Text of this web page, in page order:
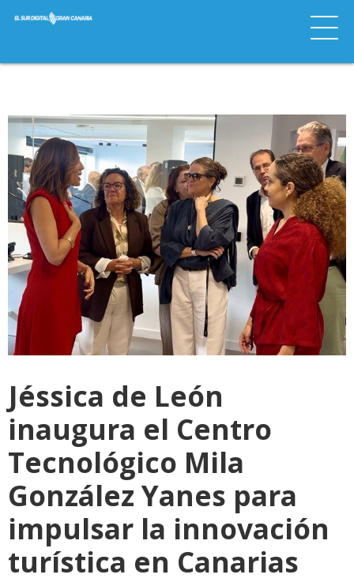
Jéssica de León
inaugura el Centro
Tecnológico Mila
González Yanes para
impulsar la innovación
turística en Canarias